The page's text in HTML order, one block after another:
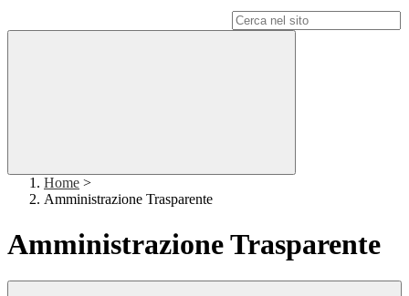
Home >
Amministrazione Trasparente
Amministrazione Trasparente